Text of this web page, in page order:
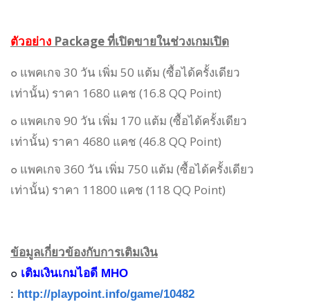
ตัวอย่าง Package ที่เปิดขายในช่วงเกมเปิด
๐ แพคเกจ 30 วัน เพิ่ม 50 แต้ม (ซื้อได้ครั้งเดียว
เท่านั้น) ราคา 1680 แคช (16.8 QQ Point)
๐ แพคเกจ 90 วัน เพิ่ม 170 แต้ม (ซื้อได้ครั้งเดียว
เท่านั้น) ราคา 4680 แคช (46.8 QQ Point)
๐ แพคเกจ 360 วัน เพิ่ม 750 แต้ม (ซื้อได้ครั้งเดียว
เท่านั้น) ราคา 11800 แคช (118 QQ Point)
ข้อมูลเกี่ยวข้องกับการเติมเงิน
๐ เติมเงินเกมไอดี MHO
: http://playpoint.info/game/10482